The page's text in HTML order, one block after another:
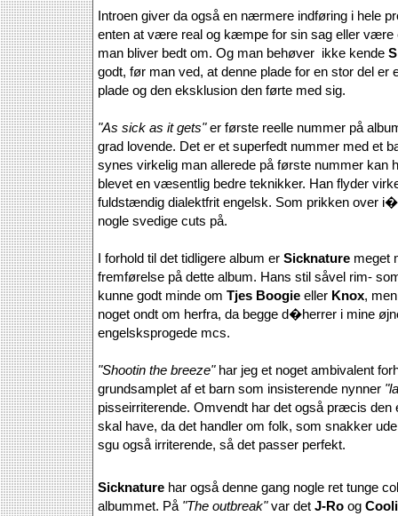
Introen giver da også en nærmere indføring i hele
enten at være real og kæmpe for sin sag eller være
man bliver bedt om. Og man behøver ikke kende
godt, før man ved, at denne plade for en stor del er
plade og den eksklusion den førte med sig.
"As sick as it gets"er første reelle nummer på
grad lovende. Det er et superfedt nummer med et
synes virkelig man allerede på første nummer kan
blevet en væsentlig bedre teknikker. Han flyder
fuldstændig dialektfrit engelsk. Som prikken over
nogle svedige cuts på.
I forhold til det tidligere album er Sicknature meget
fremførelse på dette album. Hans stil såvel rim-
kunne godt minde om Tjes Boogie eller Knox,
noget ondt om herfra, da begge d�herrer i mine
engelsksprogede mcs.
"Shootin the breeze" har jeg et noget ambivalent
grundsamplet af et barn som insisterende nynner
pisseirriterende. Omvendt har det også præcis den
skal have, da det handler om folk, som snakker
sgu også irriterende, så det passer perfekt.
Sicknature har også denne gang nogle ret tunge
albummet. På "The outbreak"var det J-Ro og